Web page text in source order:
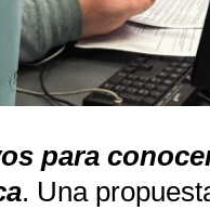
para
. Una